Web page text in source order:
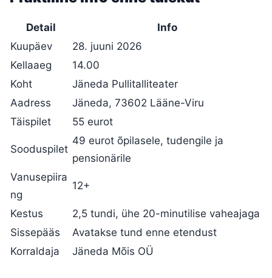
Detail
Info
Kuupäev
28. juuni 2026
Kellaaeg
14.00
Koht
Jäneda Pullitalliteater
Aadress
Jäneda, 73602 Lääne-Viru
Täispilet
55 eurot
Sooduspilet
49 eurot õpilasele, tudengile ja
pensionärile
Vanusepiira
ng
12+
Kestus
2,5 tundi, ühe 20-minutilise vaheajaga
Sissepääs
Avatakse tund enne etendust
Korraldaja
Jäneda Mõis OÜ